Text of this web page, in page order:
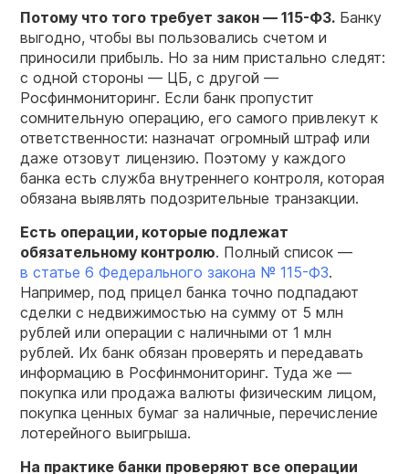
Потому что того требует закон — 115-ФЗ. Банку
выгодно, чтобы вы пользовались счетом и
приносили прибыль. Но за ним пристально следят:
с одной стороны — ЦБ, с другой —
Росфинмониторинг. Если банк пропустит
сомнительную операцию, его самого привлекут к
ответственности: назначат огромный штраф или
даже отзовут лицензию. Поэтому у каждого
банка есть служба внутреннего контроля, которая
обязана выявлять подозрительные транзакции.
Есть операции, которые подлежат
обязательному контролю. Полный список —
в статье 6 Федерального закона № 115-ФЗ.
Например, под прицел банка точно подпадают
сделки с недвижимостью на сумму от 5 млн
рублей или операции с наличными от 1 млн
рублей. Их банк обязан проверять и передавать
информацию в Росфинмониторинг. Туда же —
покупка или продажа валюты физическим лицом,
покупка ценных бумаг за наличные, перечисление
лотерейного выигрыша.
На практике банки проверяют все операции